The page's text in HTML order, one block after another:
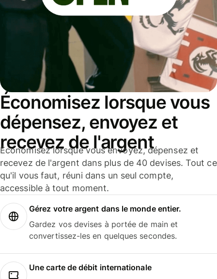
Économisez lorsque vous
dépensez, envoyez et
recevez de l'argent
Économisez lorsque vous envoyez, dépensez et
recevez de l'argent dans plus de 40 devises. Tout ce
qu'il vous faut, réuni dans un seul compte,
accessible à tout moment.
Gérez votre argent dans le monde entier.
Gardez vos devises à portée de main et
convertissez-les en quelques secondes.
Une carte de débit internationale